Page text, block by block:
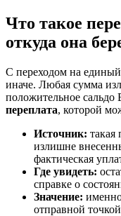
Что такое
откуда она
С переходом на единый
иначе. Любая сумма
положительное
переплата, которой
Источник: такая
излишне
фактическая
Где увидеть:
справке о
Значение:
отправной